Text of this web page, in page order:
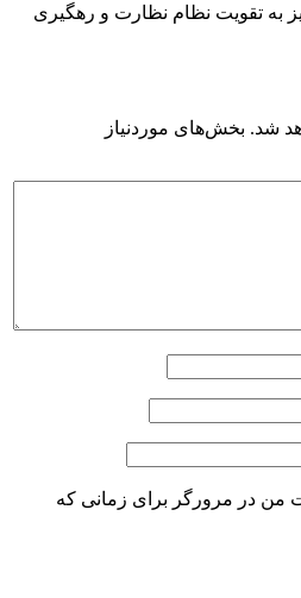
نیز به تقویت نظام نظارت و رهگیری
شد. بخش‌های موردنیاز
من در مرورگر برای زمانی که